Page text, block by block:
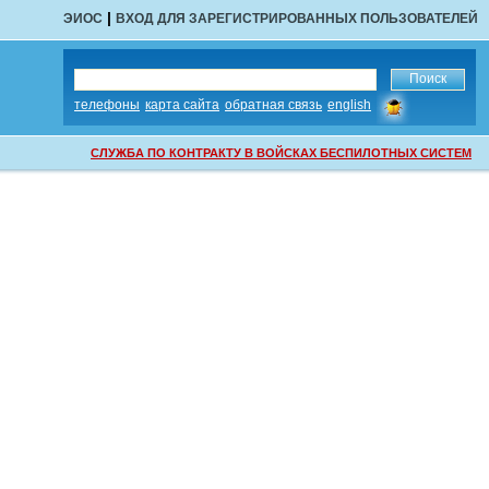
ЭИОС | ВХОД ДЛЯ ЗАРЕГИСТРИРОВАННЫХ ПОЛЬЗОВАТЕЛЕЙ
телефоны карта сайта обратная связь english
сообщить
об
ошибке
СЛУЖБА ПО КОНТРАКТУ В ВОЙСКАХ БЕСПИЛОТНЫХ СИСТЕМ